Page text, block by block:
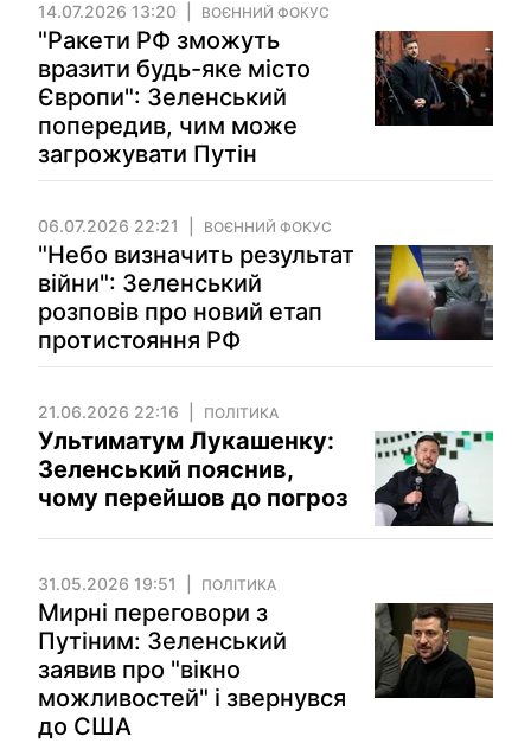
14.07.2026 13:20 ВОЄННИЙ ФОКУС
"Ракети РФ зможуть
вразити будь-яке місто
Європи": Зеленський
попередив, чим може
загрожувати Путін
06.07.2026 22:21 ВОЄННИЙ ФОКУС
"Небо визначить результат
війни": Зеленський
розповів про новий етап
протистояння РФ
21.06.2026 22:16 ПОЛІТИКА
Ультиматум Лукашенку:
Зеленський пояснив,
чому перейшов до погроз
31.05.2026 19:51 ПОЛІТИКА
Мирні переговори з
Путіним: Зеленський
заявив про "вікно
можливостей" і звернувся
до США